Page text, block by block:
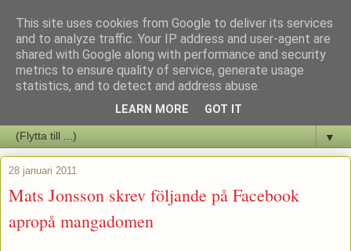
Staffars Seriers Blog
Vi skriver om serienyheter av alla de slag samt om vad som sker i
▼
28 januari 2011
Mats Jonsson skrev följande på Facebook
apropå mangadomen
This site uses cookies from Google to deliver its services
and to analyze traffic. Your IP address and user-agent are
shared with Google along with performance and security
metrics to ensure quality of service, generate usage
statistics, and to detect and address abuse.
LEARN MORE GOT IT